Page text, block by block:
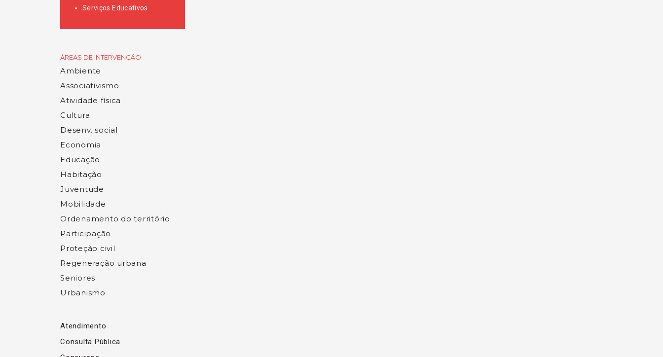
Serviços Educativos
ÁREAS DE INTERVENÇÃO
Ambiente
Associativismo
Atividade física
Cultura
Desenv. social
Economia
Educação
Habitação
Juventude
Mobilidade
Ordenamento do território
Participação
Proteção civil
Regeneração urbana
Seniores
Urbanismo
Atendimento
Consulta Pública